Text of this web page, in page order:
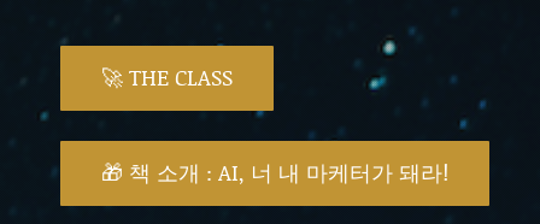
🚀 THE CLASS
🎁 책 소개 : AI, 너 내 마케터가 돼라!